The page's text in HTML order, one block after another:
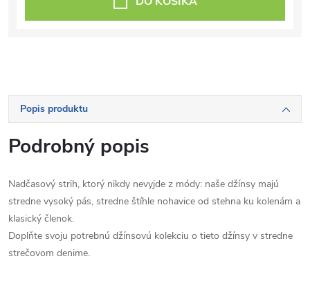
Popis produktu
Podrobný popis
Nadčasový strih, ktorý nikdy nevyjde z módy: naše džínsy majú
stredne vysoký pás, stredne štíhle nohavice od stehna ku kolenám a
klasický členok.
Doplňte svoju potrebnú džínsovú kolekciu o tieto džínsy v stredne
strečovom denime.